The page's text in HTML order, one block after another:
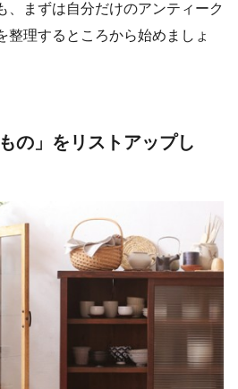
、まずは自分だけのアンティーク
整理するところから始めましょ
の」をリストアップし